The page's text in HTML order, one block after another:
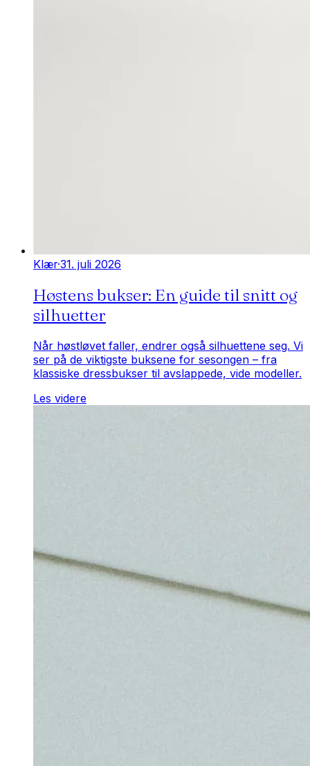
Klær·31. juli 2026
Høstens bukser: En guide til snitt og
silhuetter
Når høstløvet faller, endrer også silhuettene seg. Vi
ser på de viktigste buksene for sesongen – fra
klassiske dressbukser til avslappede, vide modeller.
Les videre